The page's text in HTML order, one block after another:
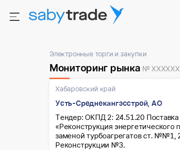
Электронные торги и закупки
Мониторинг рынка №
Хабаровский край
Усть-Среднекангэсстрой, АО
Тендер: ОКПД 2: 24.51.20 Поставка
«Реконструкция
заменой турбоагрегатов ст. №№1,
Реконструкции №3.